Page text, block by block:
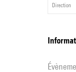
direction